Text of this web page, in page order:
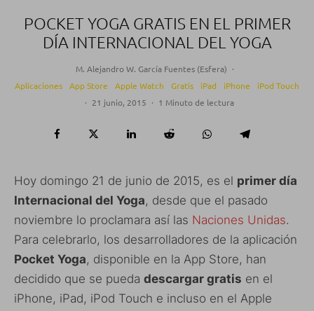
POCKET YOGA GRATIS EN EL PRIMER
DÍA INTERNACIONAL DEL YOGA
M. Alejandro W. García Fuentes (Esfera) ·
Aplicaciones
App Store Apple Watch Gratis iPad iPhone
iPod Touch
· 21 junio, 2015 · 1 Minuto de lectura
Hoy domingo 21 de junio de 2015, es el primer día
Internacional del Yoga, desde que el pasado
noviembre lo proclamara así las Naciones Unidas.
Para celebrarlo, los desarrolladores de la aplicación
Pocket Yoga, disponible en la App Store, han
decidido que se pueda descargar gratis en el
iPhone, iPad, iPod Touch e incluso en el Apple